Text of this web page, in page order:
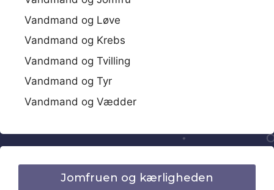
Vandmand og Løve
Vandmand og Krebs
Vandmand og Tvilling
Vandmand og Tyr
Vandmand og Vædder
Jomfruen og kærligheden